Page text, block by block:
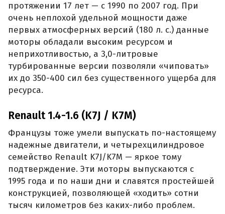
протяжении 17 лет — с 1990 по 2007 год. При
очень неплохой удельной мощности даже
первых атмосферных версий (180 л. с.) данные
моторы обладали высоким ресурсом и
неприхотливостью, а 3,0-литровые
турбированные версии позволяли «чиповать»
их до 350-400 сил без существенного ущерба для
ресурса.
Renault 1.4-1.6 (K7J / K7M)
Французы тоже умели выпускать по-настоящему
надежные двигатели, и четырехцилиндровое
семейство Renault K7J/K7M — яркое тому
подтверждение. Эти моторы выпускаются с
1995 года и по наши дни и славятся простейшей
конструкцией, позволяющей «ходить» сотни
тысяч километров без каких-либо проблем.